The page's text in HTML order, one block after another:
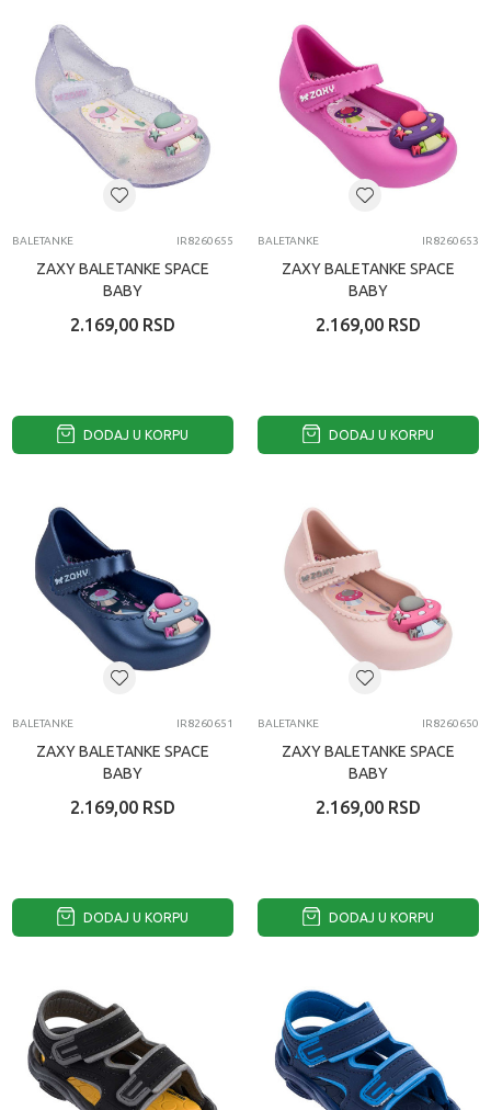
BALETANKE IR8260655
ZAXY BALETANKE SPACE
BABY
2.169,00 RSD
DODAJ U KORPU
BALETANKE IR8260653
ZAXY BALETANKE SPACE
BABY
2.169,00 RSD
DODAJ U KORPU
BALETANKE IR8260651
ZAXY BALETANKE SPACE
BABY
2.169,00 RSD
DODAJ U KORPU
BALETANKE IR8260650
ZAXY BALETANKE SPACE
BABY
2.169,00 RSD
DODAJ U KORPU